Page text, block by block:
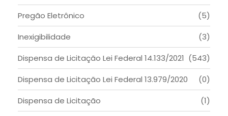
Pregão Eletrônico
(5)
Inexigibilidade
(3)
Dispensa de Licitação Lei Federal 14.133/2021 (543)
Dispensa de Licitação Lei Federal 13.979/2020
(0)
Dispensa de Licitação
(1)